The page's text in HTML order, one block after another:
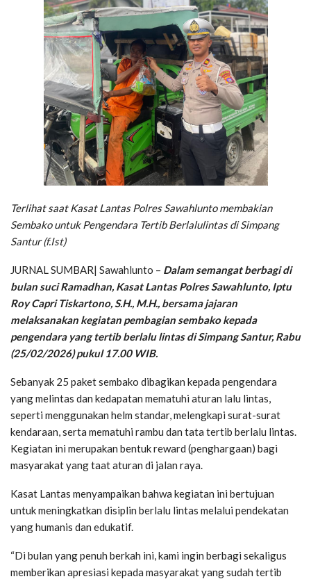
Terlihat saat Kasat Lantas Polres Sawahlunto membakian
Sembako untuk Pengendara Tertib Berlalulintas di Simpang
Santur (f.Ist)
JURNAL SUMBAR| Sawahlunto – Dalam semangat berbagi di
bulan suci Ramadhan, Kasat Lantas Polres Sawahlunto, Iptu
Roy Capri Tiskartono, S.H., M.H., bersama jajaran
melaksanakan kegiatan pembagian sembako kepada
pengendara yang tertib berlalu lintas di Simpang Santur, Rabu
(25/02/2026) pukul 17.00 WIB.
Sebanyak 25 paket sembako dibagikan kepada pengendara
yang melintas dan kedapatan mematuhi aturan lalu lintas,
seperti menggunakan helm standar, melengkapi surat-surat
kendaraan, serta mematuhi rambu dan tata tertib berlalu lintas.
Kegiatan ini merupakan bentuk reward (penghargaan) bagi
masyarakat yang taat aturan di jalan raya.
Kasat Lantas menyampaikan bahwa kegiatan ini bertujuan
untuk meningkatkan disiplin berlalu lintas melalui pendekatan
yang humanis dan edukatif.
“Di bulan yang penuh berkah ini, kami ingin berbagi sekaligus
memberikan apresiasi kepada masyarakat yang sudah tertib